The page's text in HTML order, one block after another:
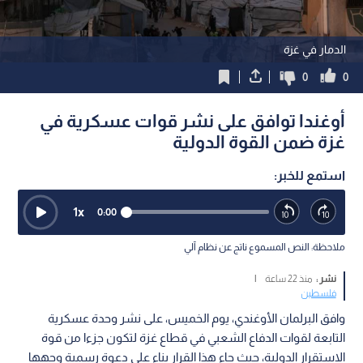
الدمار في غزة
0
0
أوغندا توافق على نشر قوات عسكرية في
غزة ضمن القوة الدولية
استمع للخبر:
0:00
1x
ملاحظة: النص المسموع ناتج عن نظام آلي
نشر : منذ 22 ساعة
|
فلسطين
وافق البرلمان الأوغندي، يوم الخميس، على نشر وحدة عسكرية
التابعة لقوات الدفاع الشعبي في قطاع غزة لتكون جزءا من قوة
الاستقرار الدولية، حيث جاء هذا القرار بناء على دعوة رسمية وجهها